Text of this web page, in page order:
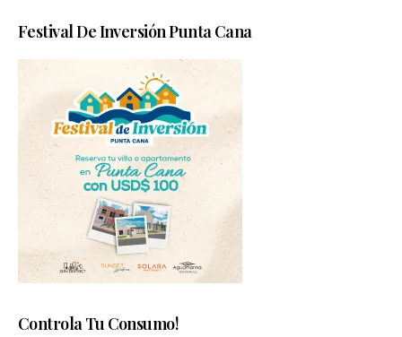
Festival De Inversión Punta Cana
Controla Tu Consumo!